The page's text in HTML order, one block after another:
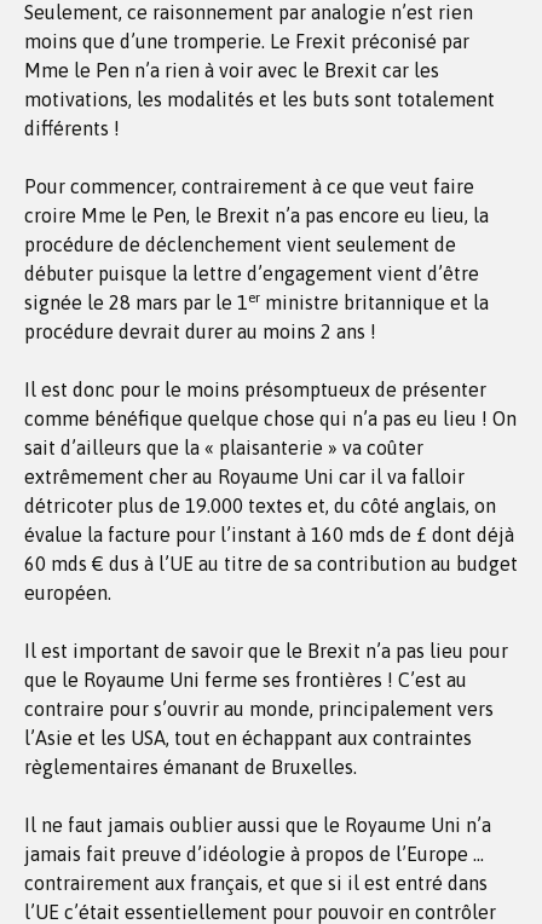
Seulement, ce raisonnement par analogie n’est rien
moins que d’une tromperie. Le Frexit préconisé par
Mme le Pen n’a rien à voir avec le Brexit car les
motivations, les modalités et les buts sont totalement
différents !
Pour commencer, contrairement à ce que veut faire
croire Mme le Pen, le Brexit n’a pas encore eu lieu, la
procédure de déclenchement vient seulement de
débuter puisque la lettre d’engagement vient d’être
signée le 28 mars par le 1er ministre britannique et la
procédure devrait durer au moins 2 ans !
Il est donc pour le moins présomptueux de présenter
comme bénéfique quelque chose qui n’a pas eu lieu ! On
sait d’ailleurs que la « plaisanterie » va coûter
extrêmement cher au Royaume Uni car il va falloir
détricoter plus de 19.000 textes et, du côté anglais, on
évalue la facture pour l’instant à 160 mds de £ dont déjà
60 mds € dus à l’UE au titre de sa contribution au budget
européen.
Il est important de savoir que le Brexit n’a pas lieu pour
que le Royaume Uni ferme ses frontières ! C’est au
contraire pour s’ouvrir au monde, principalement vers
l’Asie et les USA, tout en échappant aux contraintes
règlementaires émanant de Bruxelles.
Il ne faut jamais oublier aussi que le Royaume Uni n’a
jamais fait preuve d’idéologie à propos de l’Europe …
contrairement aux français, et que si il est entré dans
l’UE c’était essentiellement pour pouvoir en contrôler